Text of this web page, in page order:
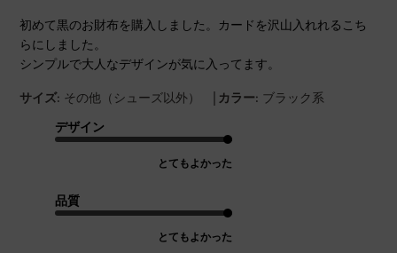
初めて黒のお財布を購入しました。カードを沢山入れれるこち
らにしました。
シンプルで大人なデザインが気に入ってます。
サイズ: その他（シューズ以外） | カラー: ブラック系
デザイン
とてもよかった
品質
とてもよかった